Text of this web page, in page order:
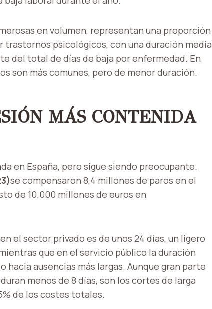
en volumen, representan una proporción
trastornos psicológicos, con una duración media
del total de días de baja por enfermedad. En
son más comunes, pero de menor duración.
MÁS CONTENIDA
en España, pero sigue siendo preocupante.
se compensaron 8,4 millones de paros en el
de 10.000 millones de euros en
el sector privado es de unos 24 días, un ligero
que en el servicio público la duración
hacia ausencias más largas. Aunque gran parte
menos de 8 días, son los cortes de larga
de los costes totales.